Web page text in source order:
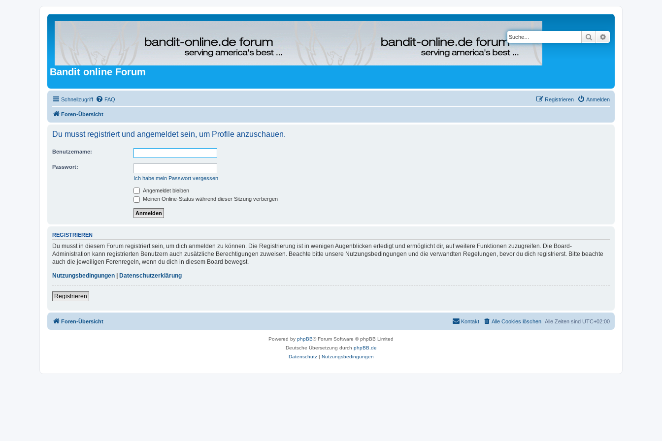
Bandit online Forum
Suche
Schnellzugriff FAQ Anmelden
Registrieren
Foren-Übersicht
Du musst registriert und angemeldet sein, um Profile anzuschauen.
Benutzername:
Passwort:
Ich habe mein Passwort vergessen
Angemeldet bleiben
Meinen Online-Status während dieser Sitzung verbergen
REGISTRIEREN
Du musst in diesem Forum registriert sein, um dich anmelden zu können. Die Registrierung ist in wenigen Augenblicken erledigt und ermöglicht dir, auf weitere Funktionen zuzugreifen. Die Board-
Administration kann registrierten Benutzern auch zusätzliche Berechtigungen zuweisen. Beachte bitte unsere Nutzungsbedingungen und die verwandten Regelungen, bevor du dich registrierst. Bitte beachte
auch die jeweiligen Forenregeln, wenn du dich in diesem Board bewegst.
Nutzungsbedingungen
Datenschutzerklärung
Registrieren
Foren-Übersicht Alle Zeiten sind UTC+02:00
Alle Cookies löschen
Kontakt
Powered by phpBB® Forum Software © phpBB Limited
Deutsche Übersetzung durch phpBB.de
Datenschutz| Nutzungsbedingungen